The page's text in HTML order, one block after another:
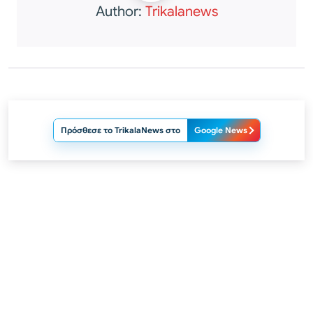
Author: Trikalanews
Πρόσθεσε το TrikalaNews στο Google News